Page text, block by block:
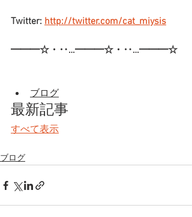
Twitter: http://twitter.com/cat_miysis
━━━☆・‥…━━━☆・‥…━━━☆
ブログ
最新記事
すべて表示
ブログ